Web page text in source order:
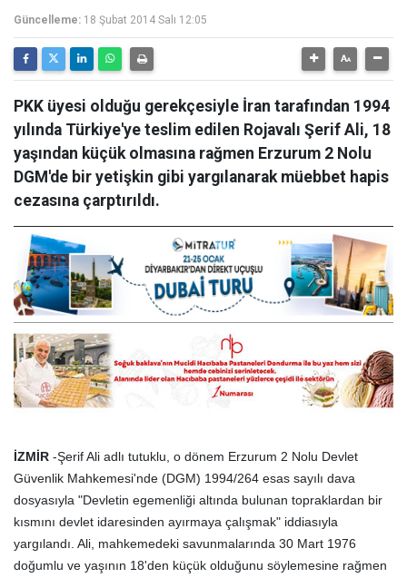
Güncelleme: 18 Şubat 2014 Salı 12:05
PKK üyesi olduğu gerekçesiyle İran tarafından 1994
yılında Türkiye'ye teslim edilen Rojavalı Şerif Ali, 18
yaşından küçük olmasına rağmen Erzurum 2 Nolu
DGM'de bir yetişkin gibi yargılanarak müebbet hapis
cezasına çarptırıldı.
İZMİR -Şerif Ali adlı tutuklu, o dönem Erzurum 2 Nolu Devlet
Güvenlik Mahkemesi'nde (DGM) 1994/264 esas sayılı dava
dosyasıyla "Devletin egemenliği altında bulunan topraklardan bir
kısmını devlet idaresinden ayırmaya çalışmak" iddiasıyla
yargılandı. Ali, mahkemedeki savunmalarında 30 Mart 1976
doğumlu ve yaşının 18'den küçük olduğunu söylemesine rağmen